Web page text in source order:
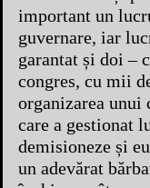
important un
guvernare, iar
garantat și doi –
congres, cu mii
organizarea unui
care a gestionat
demisioneze și
un adevărat